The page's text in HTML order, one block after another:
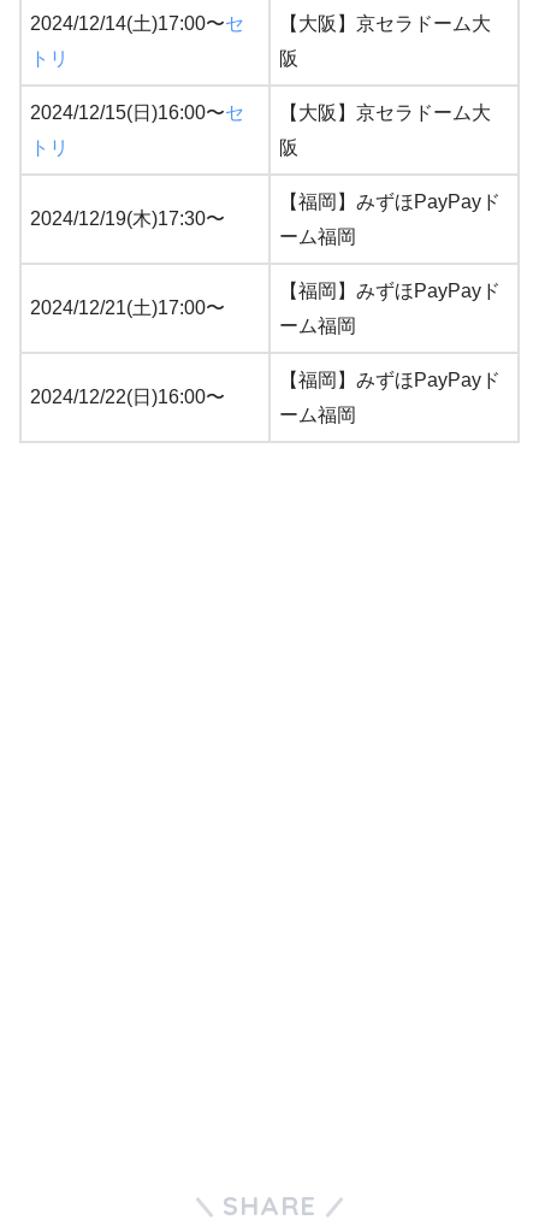
2024/12/14(土)17:00〜セ
トリ
【大阪】京セラドーム大
阪
2024/12/15(日)16:00〜セ
トリ
【大阪】京セラドーム大
阪
2024/12/19(木)17:30〜
【福岡】みずほPayPayド
ーム福岡
2024/12/21(土)17:00〜
【福岡】みずほPayPayド
ーム福岡
2024/12/22(日)16:00〜
【福岡】みずほPayPayド
ーム福岡
SHARE